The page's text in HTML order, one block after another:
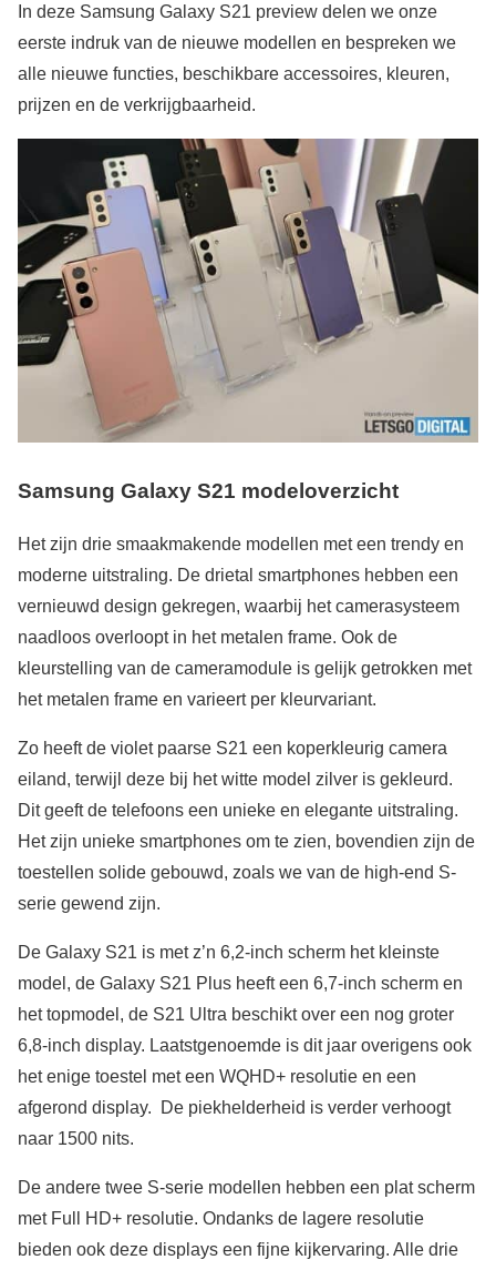
In deze Samsung Galaxy S21 preview delen we onze
eerste indruk van de nieuwe modellen en bespreken we
alle nieuwe functies, beschikbare accessoires, kleuren,
prijzen en de verkrijgbaarheid.
Samsung Galaxy S21 modeloverzicht
Het zijn drie smaakmakende modellen met een trendy en
moderne uitstraling. De drietal smartphones hebben een
vernieuwd design gekregen, waarbij het camerasysteem
naadloos overloopt in het metalen frame. Ook de
kleurstelling van de cameramodule is gelijk getrokken met
het metalen frame en varieert per kleurvariant.
Zo heeft de violet paarse S21 een koperkleurig camera
eiland, terwijl deze bij het witte model zilver is gekleurd.
Dit geeft de telefoons een unieke en elegante uitstraling.
Het zijn unieke smartphones om te zien, bovendien zijn de
toestellen solide gebouwd, zoals we van de high-end S-
serie gewend zijn.
De Galaxy S21 is met z’n 6,2-inch scherm het kleinste
model, de Galaxy S21 Plus heeft een 6,7-inch scherm en
het topmodel, de S21 Ultra beschikt over een nog groter
6,8-inch display. Laatstgenoemde is dit jaar overigens ook
het enige toestel met een WQHD+ resolutie en een
afgerond display. De piekhelderheid is verder verhoogt
naar 1500 nits.
De andere twee S-serie modellen hebben een plat scherm
met Full HD+ resolutie. Ondanks de lagere resolutie
bieden ook deze displays een fijne kijkervaring. Alle drie